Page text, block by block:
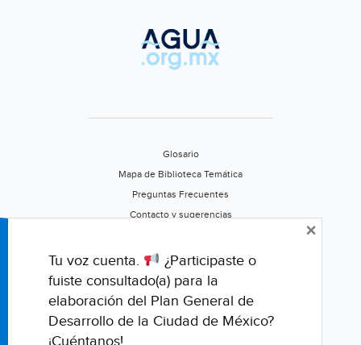
Glosario
Mapa de Biblioteca Temática
Preguntas Frecuentes
Contacto y sugerencias
Califica este portal
Tu voz cuenta.
¿Participaste o
fuiste consultado(a) para la
elaboración del Plan General de
Desarrollo de la Ciudad de México?
¡Cuéntanos!
×